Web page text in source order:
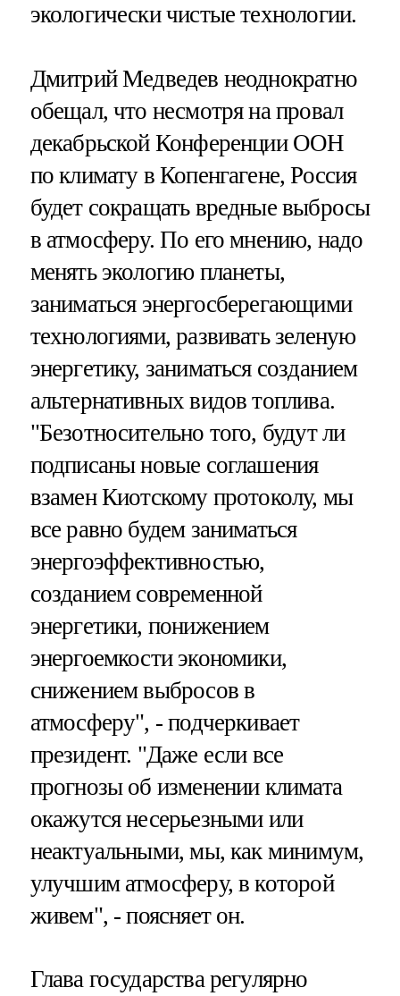
экологически чистые технологии.
Дмитрий Медведев неоднократно
обещал, что несмотря на провал
декабрьской Конференции ООН
по климату в Копенгагене, Россия
будет сокращать вредные выбросы
в атмосферу. По его мнению, надо
менять экологию планеты,
заниматься энергосберегающими
технологиями, развивать зеленую
энергетику, заниматься созданием
альтернативных видов топлива.
"Безотносительно того, будут ли
подписаны новые соглашения
взамен Киотскому протоколу, мы
все равно будем заниматься
энергоэффективностью,
созданием современной
энергетики, понижением
энергоемкости экономики,
снижением выбросов в
атмосферу", - подчеркивает
президент. "Даже если все
прогнозы об изменении климата
окажутся несерьезными или
неактуальными, мы, как минимум,
улучшим атмосферу, в которой
живем", - поясняет он.
Глава государства регулярно